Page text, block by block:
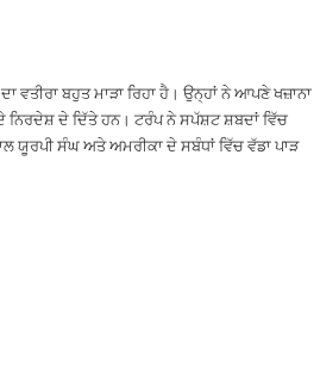
ਵਤੀਰਾ ਬਹੁਤ ਮਾੜਾ ਰਿਹਾ ਹੈ। ਉਨ੍ਹਾਂ ਨੇ ਆਪਣੇ ਖਜ਼ਾਨਾ
ਦੇ ਦਿੱਤੇ ਹਨ। ਟਰੰਪ ਨੇ ਸਪੱਸ਼ਟ ਸ਼ਬਦਾਂ ਵਿੱਚ
ਯੂਰਪੀ ਸੰਘ ਅਤੇ ਅਮਰੀਕਾ ਦੇ ਸਬੰਧਾਂ ਵਿੱਚ ਵੱਡਾ ਪਾੜ